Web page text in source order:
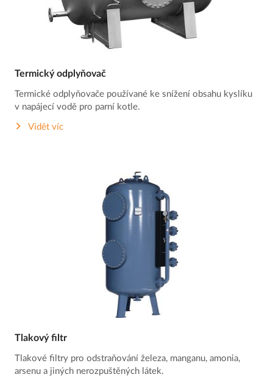
Termický odplyňovač
Termické odplyňovače používané ke snížení obsahu kyslíku
v napájecí vodě pro parní kotle.
Vidět víc
Tlakový filtr
Tlakové filtry pro odstraňování železa, manganu, amonia,
arsenu a jiných nerozpuštěných látek.